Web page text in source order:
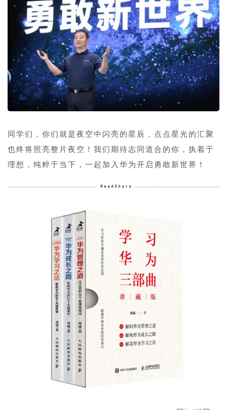
同学们，你们就是夜空中闪亮的星辰，点点星光的汇聚
也终将照亮整片夜空！我们期待志同道合的你，执着于
理想，纯粹于当下，一起加入华为开启勇敢新世界！